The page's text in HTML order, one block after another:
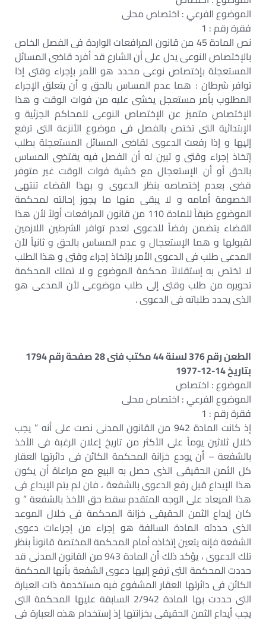
الموضوع الفرعي : اختصاص محلى
فقرة رقم : 1
نص المادة 45 من قانون المرافعات الواردة فى الفصل الخاص
بالإختصاص النوعى يدل على أن الشارع قد أفرد قاضى المسائل
المستعجلة بإختصاص نوعى محدد هو الأمر بإجراء وقتى إذا
توافر شرطان : هما عدم المساس بالحق و أن يتعلق الإجراء
المطلوب بأمر مستعجل يخشى عليه من فوات الوقت و هذا
الإختصاص متميز عن الإختصاص النوعى للمحاكم الجزئية و
الإبتدائية التى تختص بالفصل فى موضوع الأنزعة التى ترفع
إليها و إذا رفعت الدعوى لقاضى المسائل المستعجلة بطلب
إتخاذ إجراء وقتى و تبين له أن الفصل فيه يقتضى المساس
بالحق أو أن الإستعجال مع خشية فوات الوقت غير متوفر
قضى بعدم إختصاصه بنظر الدعوى و بهذا القضاء تنتهى
الخصومة أمامه و لا يبقى منها ما يجوز إحالته لمحكمة
الموضوع طبقاً للمادة 110 من قانون المرافعات أولاً لأن هذا
القضاء يتضمن رفضاً للدعوى لعدم توافر الشرطين اللازمين
لقبولها و هما الإستعجال و عدم المساس بالحق و ثانياً لأن
المدعى طلب فى الدعوى الأمر بإتخاذ إجراء وقتى و هذا الطلب
لا تختص به إستقلالاً محكمة الموضوع و لا تملك المحكمة
تحويره من طلب وقتى إلى طلب موضوعى لأن المدعى هو
الذى يحدد طلباته فى الدعوى .
الطعن رقم 376 لسنة 44 مكتب فنى 28 صفحة رقم 1794
بتاريخ 14-12-1977
الموضوع : اختصاص
الموضوع الفرعي : اختصاص محلى
فقرة رقم : 1
إذ كانت المادة 942 من القانون المدنى نصت على أنه ” يجب
خلال ثلاثين يوماً على الأكثر من تاريخ إعلان الرغبة فى الأخذ
بالشفعة – أن يودع خزانة المحكمة الكائن فى دائرتها العقار
كل الثمن الحقيقى الذى حصل به البيع مع مراعاة أن يكون
هذا الإيداع قبل رفع الدعوى بالشفعة ، فان لم يتم الإيداع فى
هذا الميعاد على الوجه المتقدم سقط حق الأخذ بالشفعة ” و
كان إيداع الثمن الحقيقى خزانة المحكمة فى خلال الموعد
الذى حددته المادة السالفة هو إجراء من إجراءات دعوى
الشفعة فإنه يتعين إتخاذه أمام المحكمة المختصة قانوناً بنظر
تلك الدعوى ، يؤكد ذلك أن المادة 943 من القانون المدنى قد
حددت المحكمة التى ترفع إليها دعوى الشفعة بأنها المحكمة
الكائن فى دائرتها العقار المشفوع فيه مستخدمة ذات العبارة
التى حددت بها المادة 2/942 السابقة عليها المحكمة التى
يجب أيداع الثمن الحقيقى بخزانتها إذ إستخدام هذه العبارة فى